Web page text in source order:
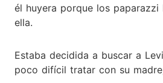
él huyera porque los
ella.
Estaba decidida a buscar a
poco difícil tratar con su